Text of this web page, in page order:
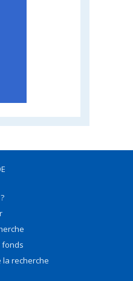
fonds
la recherche